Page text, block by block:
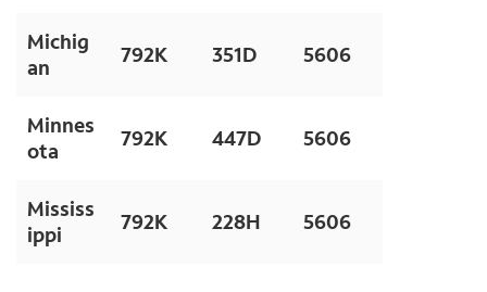
Michig
an
792K 351D 5606
Minnes
ota
792K 447D 5606
Mississ
ippi
792K 228H 5606